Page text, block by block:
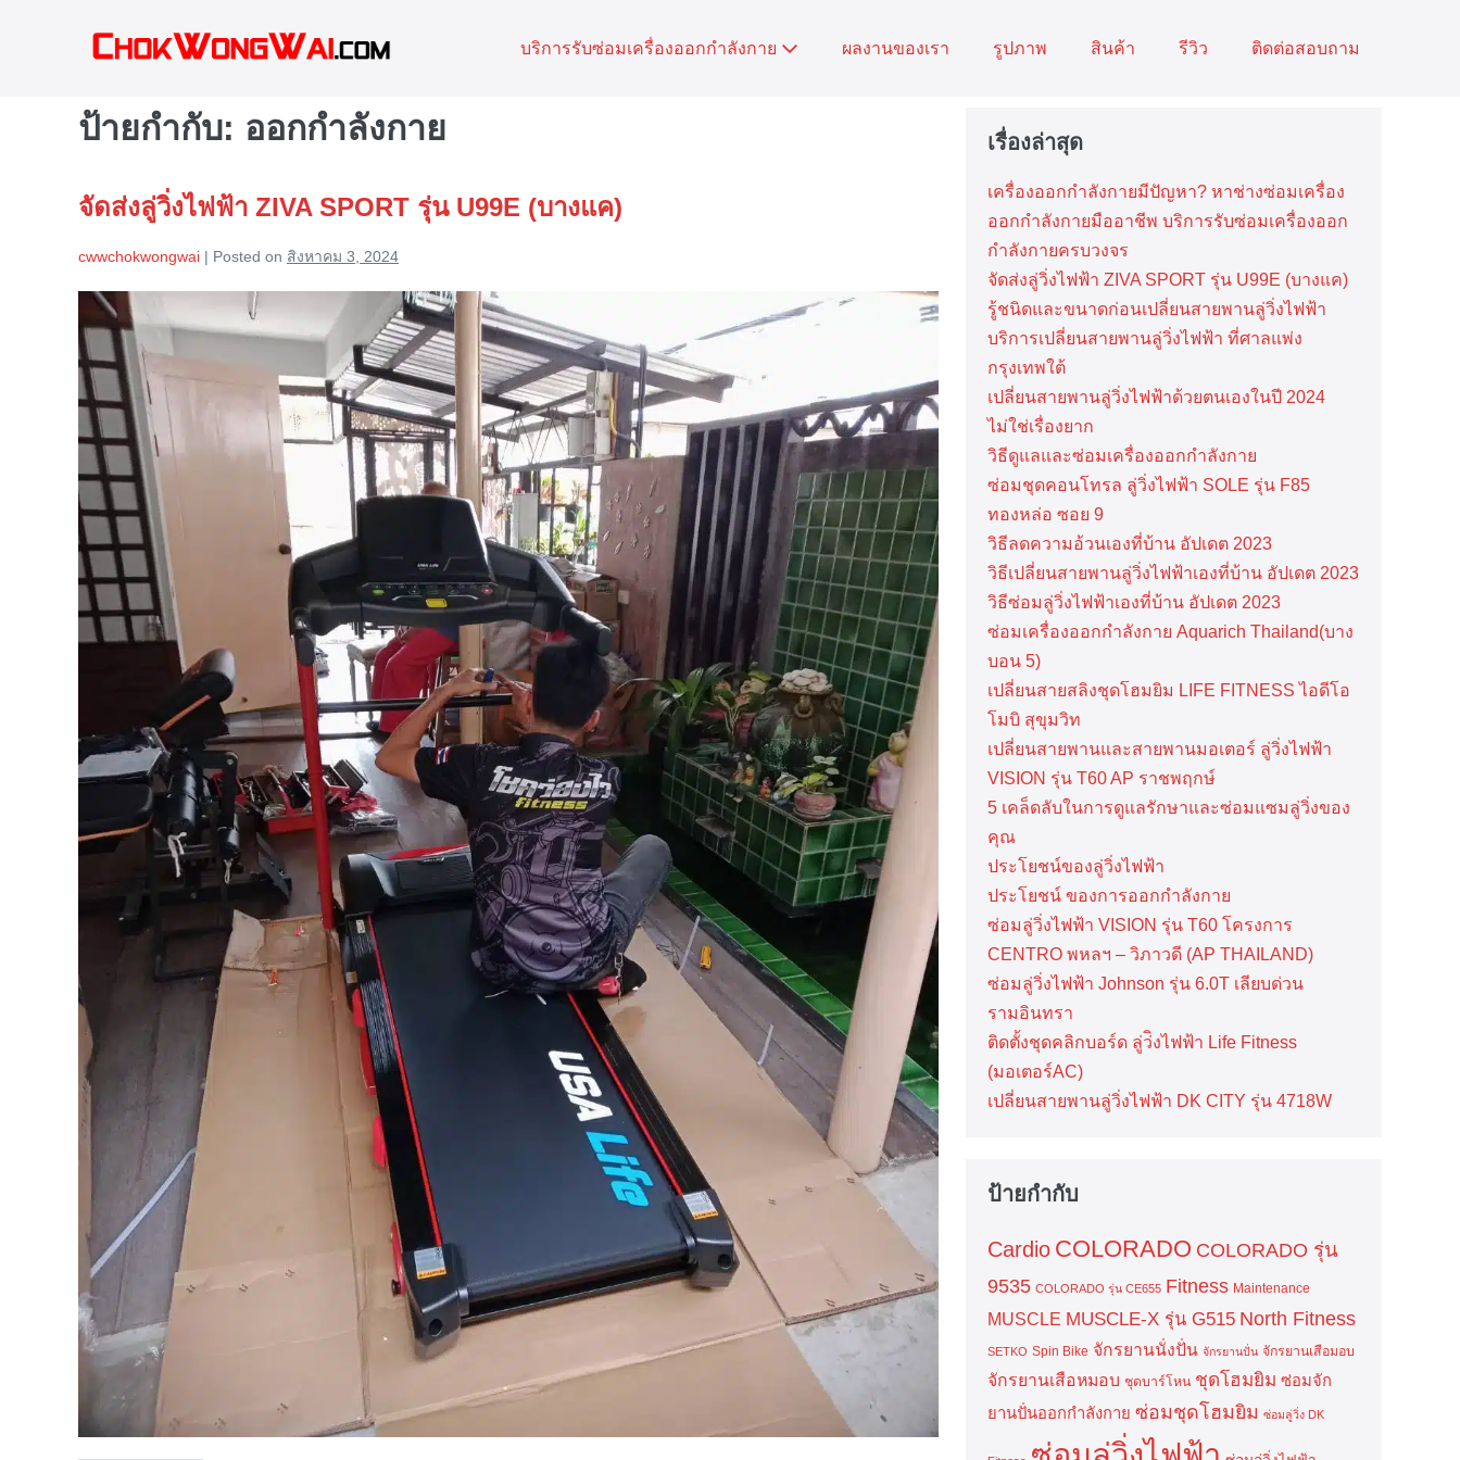
บริการรับซ่อมเครื่องออกกำลังกาย ผลงานของเรา รูปภาพ สินค้า รีวิว ติดต่อสอบถาม
ป้ายกำกับ: ออกกำลังกาย
จัดส่งลู่วิ่งไฟฟ้า ZIVA SPORT รุ่น U99E (บางแค)
cwwchokwongwai | Posted on สิงหาคม 3, 2024
จัด
ส่ง
ลู่
วิ่ง
ไฟฟ้า
ZIVA
SPORT
รุ่น
U99E
(บางแค)
เรื่องล่าสุด
เครื่องออกกำลังกายมีปัญหา? หาช่างซ่อมเครื่อง
ออกกำลังกายมืออาชีพ บริการรับซ่อมเครื่องออก
กำลังกายครบวงจร
จัดส่งลู่วิ่งไฟฟ้า ZIVA SPORT รุ่น U99E (บางแค)
รู้ชนิดและขนาดก่อนเปลี่ยนสายพานลู่วิ่งไฟฟ้า
บริการเปลี่ยนสายพานลู่วิ่งไฟฟ้า ที่​ศาลแพ่ง
กรุงเทพ​ใต้
เปลี่ยนสายพานลู่วิ่งไฟฟ้าด้วยตนเองในปี 2024
ไม่ใช่เรื่องยาก
วิธีดูแลและซ่อมเครื่องออกกำลังกาย
ซ่อมชุดคอนโทรล ลู่วิ่งไฟฟ้า SOLE รุ่น F85
ทองหล่อ ซอย 9
วิธีลดความอ้วนเองที่บ้าน อัปเดต 2023
วิธีเปลี่ยนสายพานลู่วิ่งไฟฟ้าเองที่บ้าน อัปเดต 2023
วิธีซ่อมลู่วิ่งไฟฟ้าเองที่บ้าน อัปเดต 2023
ซ่อมเครื่องออกกำลังกาย Aquarich Thailand(บาง
บอน 5)
เปลี่ยนสายสลิงชุดโฮมยิม LIFE FITNESS ไอดีโอ
โมบิ สุขุมวิท
เปลี่ยนสายพานและสายพานมอเตอร์ ลู่วิ่งไฟฟ้า
VISION รุ่น T60 AP ราชพฤกษ์
5 เคล็ดลับในการดูแลรักษาและซ่อมแซมลู่วิ่งของ
คุณ
ประโยชน์ของลู่วิ่งไฟฟ้า
ประโยชน์ ของการออกกำลังกาย
ซ่อมลู่วิ่งไฟฟ้า VISION รุ่น T60 โครงการ
CENTRO พหลฯ – วิภาวดี (AP THAILAND)
ซ่อมลู่วิ่งไฟฟ้า Johnson รุ่น 6.0T เลียบด่วน
รามอินทรา
ติดตั้งชุดคลิกบอร์ด ลู่ว่ิงไฟฟ้า Life Fitness
(มอเตอร์AC)
เปลี่ยนสายพานลู่วิ่งไฟฟ้า DK CITY รุ่น 4718W
ป้ายกำกับ
Cardio COLORADO COLORADO รุ่น
9535 COLORADO รุ่น CE655 Fitness Maintenance
MUSCLE MUSCLE-X รุ่น G515 North Fitness
SETKO Spin Bike จักรยานนั่งปั่น จักรยานปั่น จักรยานเสือมอบ
จักรยานเสือหมอบ ชุดบาร์โหน ชุดโฮมยิม ซ่อมจัก
ยานปั่นออกกำลังกาย ซ่อมชุดโฮมยิม ซ่อมลู่วิ่ง DK